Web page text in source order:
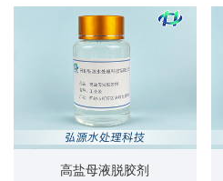
高盐母液脱胶剂